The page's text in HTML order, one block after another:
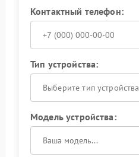
Контактный телефон:
Тип устройства:
Выберите тип устройства
Модель устройства: